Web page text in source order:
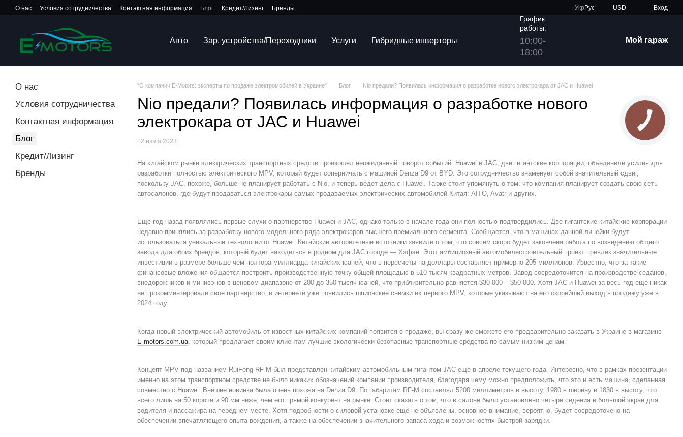
Перейти к основному контенту
О нас Условия сотрудничества Контактная информация Блог Кредит/Лизинг Бренды Укр Рус USD Вход
Авто Зар. устройства/Переходники Услуги Гибридные инверторы
График
работы:
10:00-
18:00
Мой гараж
"О компании E-Motors: эксперты по продаже электромобилей в Украине" Блог Nio предали? Появилась информация о разработке нового электрокара от JAC и Huawei
Nio предали? Появилась информация о разработке нового
электрокара от JAC и Huawei
12 июля 2023
На китайском рынке электрических транспортных средств произошел неожиданный поворот событий. Huawei и JAC, две гигантские корпорации, объединили усилия для
разработки полностью электрического MPV, который будет соперничать с машиной Denza D9 от BYD. Это сотрудничество знаменует собой значительный сдвиг,
поскольку JAC, похоже, больше не планирует работать с Nio, и теперь ведет дела с Huawei. Также стоит упомянуть о том, что компания планирует создать свою сеть
автосалонов, где будут продаваться электрокары самых продаваемых электрических автомобилей Китая: AITO, Avatr и других.
Еще год назад появлялись первые слухи о партнерстве Huawei и JAC, однако только в начале года они полностью подтвердились. Две гигантские китайские корпорации
недавно принялись за разработку нового модельного ряда электрокаров высшего премиального сегмента. Сообщается, что в машинах данной линейки будут
использоваться уникальные технологии от Huawei. Китайские авторитетные источники заявили о том, что совсем скоро будет закончена работа по возведению общего
завода для обоих брендов, который будет находиться в родном для JAC городе — Хэфэе. Этот амбициозный автомобилестроительный проект привлек значительные
инвестиции в размере больше чем полтора миллиарда китайских юаней, что в пересчеты на доллары составляет примерно 205 миллионов. Известно, что за такие
финансовые вложения общается построить производственную точку общей площадью в 510 тысяч квадратных метров. Завод сосредоточится на производстве седанов,
внедорожников и минивэнов в ценовом диапазоне от 200 до 350 тысяч юаней, что приблизительно равняется $30 000 – $50 000. Хотя JAC и Huawei за весь год еще никак
не прокомментировали свое партнерство, в интернете уже появились шпионские снимки их первого MPV, которые указывают на его скорейший выход в продажу уже в
2024 году.
Когда новый электрический автомобиль от известных китайских компаний появится в продаже, вы сразу же сможете его предварительно заказать в Украине в магазине
E-motors.com.ua , который предлагает своим клиентам лучшие экологически безопасные транспортные средства по самым низким ценам.
Концепт MPV под названием RuiFeng RF-M был представлен китайским автомобильным гигантом JAC еще в апреле текущего года. Интересно, что в рамках презентации
именно на этом транспортном средстве не было никаких обозначений компании производителя, благодаря чему можно предположить, что это и есть машина, сделанная
совместно с Huawei. Внешне новинка была очень похожа на Denza D9. По габаритам RF-M составлял 5200 миллиметров в высоту, 1980 в ширину и 1830 в высоту, что
всего лишь на 50 короче и 90 мм ниже, чем его прямой конкурент на рынке. Стоит сказать о том, что в салоне было установлено четыре сидения и большой экран для
водителя и пассажира на переднем месте. Хотя подробности о силовой установке ещё не объявлены, основное внимание, вероятно, будет сосредоточено на
обеспечении впечатляющего опыта вождения, а также на обеспечении значительного запаса хода и возможностях быстрой зарядки.
О нас
Условия сотрудничества
Контактная информация
Блог
Кредит/Лизинг
Бренды